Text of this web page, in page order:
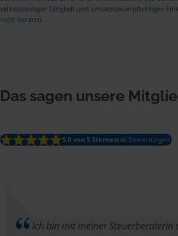
selbstständiger Tätigkeit und umsatzsteuerpflichtigen
nicht beraten.
Das sagen unsere
5.0 von 5 Sternen(46 Bewertungen)
Ich bin mit meiner Steuerberaterin